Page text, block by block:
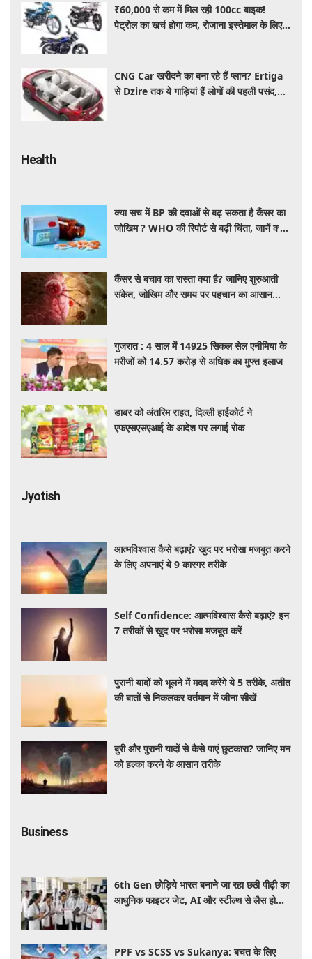
₹60,000 से कम में मिल रही 100cc बाइक!
पेट्रोल का खर्च होगा कम, रोजाना इस्तेमाल के लिए है
CNG Car खरीदने का बना रहे हैं प्लान? Ertiga
से Dzire तक ये गाड़ियां हैं लोगों की पहली पसंद,
Health
क्या सच में BP की दवाओं से बढ़ सकता है कैंसर का
जोखिम ? WHO की रिपोर्ट से बढ़ी चिंता, जानें क्या
कैंसर से बचाव का रास्ता क्या है? जानिए शुरुआती
संकेत, जोखिम और समय पर पहचान का आसान
गुजरात : 4 साल में 14925 सिकल सेल एनीमिया के
मरीजों को 14.57 करोड़ से अधिक का मुफ्त इलाज
डाबर को अंतरिम राहत, दिल्ली हाईकोर्ट ने
एफएसएसएआई के आदेश पर लगाई रोक
Jyotish
आत्मविश्वास कैसे बढ़ाएं? खुद पर भरोसा मजबूत करने
के लिए अपनाएं ये 9 कारगर तरीके
Self Confidence: आत्मविश्वास कैसे बढ़ाएं? इन
7 तरीकों से खुद पर भरोसा मजबूत करें
पुरानी यादों को भूलने में मदद करेंगे ये 5 तरीके, अतीत
की बातों से निकलकर वर्तमान में जीना सीखें
बुरी और पुरानी यादों से कैसे पाएं छुटकारा? जानिए मन
को हल्का करने के आसान तरीके
Business
6th Gen छोड़िये भारत बनाने जा रहा छठी पीढ़ी का
आधुनिक फाइटर जेट, AI और स्टील्थ से लैस होगा
PPF vs SCSS vs Sukanya: बचत के लिए